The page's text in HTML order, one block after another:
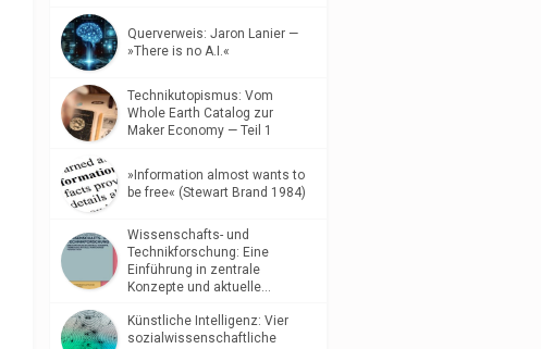
Querverweis: Jaron Lanier —
»There is no A.I.«
Technikutopismus: Vom
Whole Earth Catalog zur
Maker Economy — Teil 1
»Information almost wants to
be free« (Stewart Brand 1984)
Wissenschafts- und
Technikforschung: Eine
Einführung in zentrale
Konzepte und aktuelle…
Künstliche Intelligenz: Vier
sozialwissenschaftliche